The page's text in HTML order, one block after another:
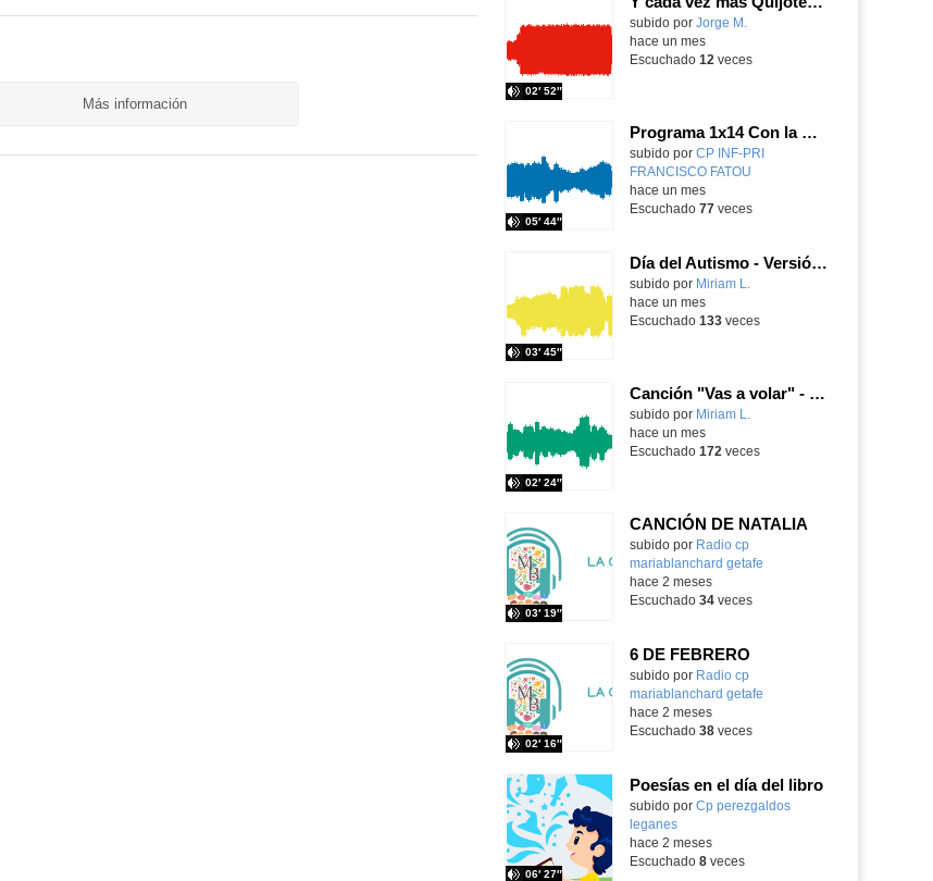
Más información
Contenido educativo.
subido por Jorge M.
02′ 52″
hace un mes
Escuchado 12 veces
Programa 1x14 Con la mochila llena de recuerdos
Contenido educativo.
subido por CP INF-PRI
FRANCISCO FATOU
05′ 44″
hace un mes
Escuchado 77veces
Día del Autismo - Versión Golden Kpop
Contenido educativo.
subido por Miriam L.
03′ 45″
hace un mes
Escuchado 133veces
Canción "Vas a volar" - Miriam López Mesa
Contenido educativo.
subido por Miriam L.
02′ 24″
hace un mes
Escuchado 172 veces
CANCIÓN DE NATALIA
subido por Radio cp
mariablanchard getafe
03′ 19″
hace 2 meses
Escuchado 34veces
6 DE FEBRERO
subido por Radio cp
mariablanchard getafe
02′ 16″
hace 2 meses
Escuchado 38veces
Poesías en el día del libro
subido por Cp perezgaldos
leganes
06′ 27″
-
hace 2 meses
Escuchado 8veces